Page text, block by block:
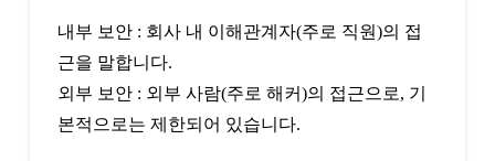
내부 보안 : 회사 내 이해관계자(주로 직원)의 접
근을 말합니다.
외부 보안 : 외부 사람(주로 해커)의 접근으로, 기
본적으로는 제한되어 있습니다.